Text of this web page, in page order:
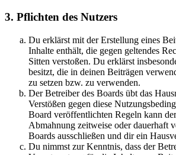
3. Pflichten des Nutzers
Du erklärst mit der Erstellung eines
Inhalte enthält, die gegen geltendes
Sitten verstoßen. Du erklärst
besitzt, die in deinen Beiträgen
zu setzen bzw. zu verwenden.
Der Betreiber des Boards übt das
Verstößen gegen diese
Board veröffentlichten Regeln kann
Abmahnung zeitweise oder dauerhaft
Boards ausschließen und dir ein
Du nimmst zur Kenntnis, dass der